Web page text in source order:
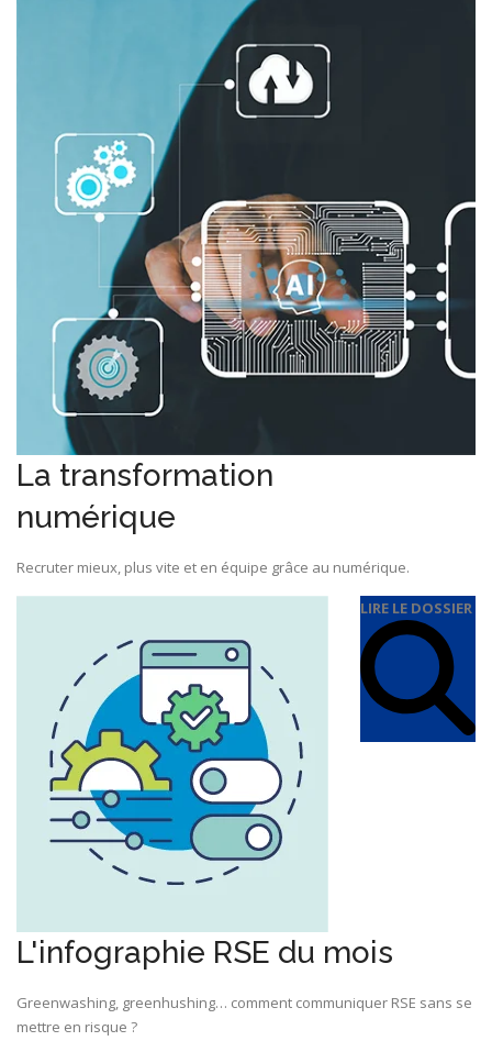
La transformation
numérique
Recruter mieux, plus vite et en équipe grâce au numérique.
LIRE LE DOSSIER
L'infographie RSE du mois
Greenwashing, greenhushing… comment communiquer RSE sans se
mettre en risque ?